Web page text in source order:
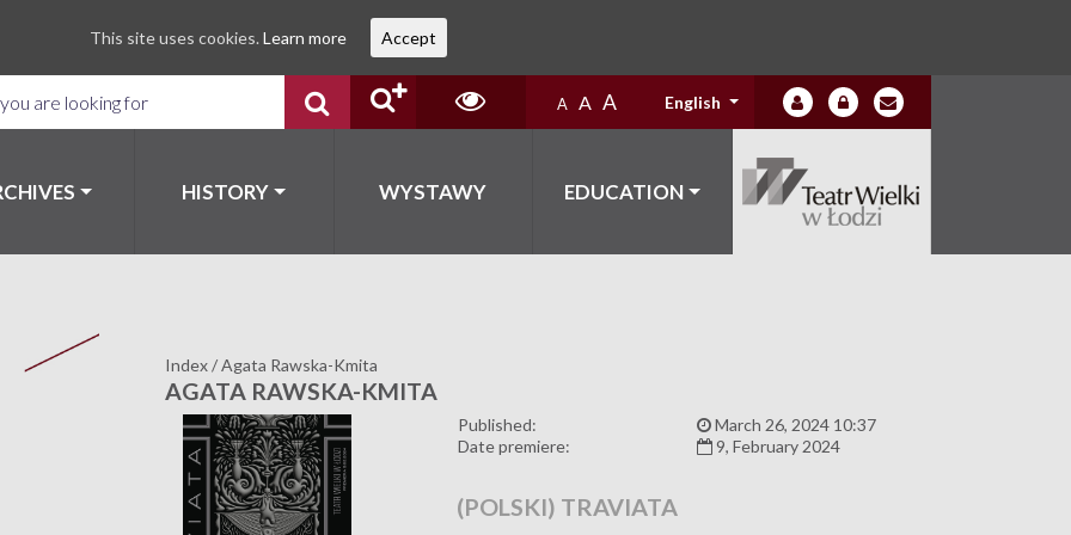
A A A English
HISTORY WYSTAWY EDUCATION
Index/Agata Rawska-Kmita
AGATA RAWSKA-KMITA
Published:
March 26, 2024 10:37
Date premiere:
9, February 2024
(POLSKI) TRAVIATA
This site uses cookies. Learn more Accept